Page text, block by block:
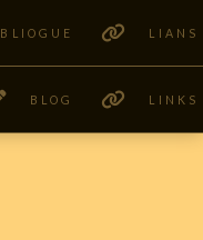
BLIOGUE LIANS
BLOG LINKS